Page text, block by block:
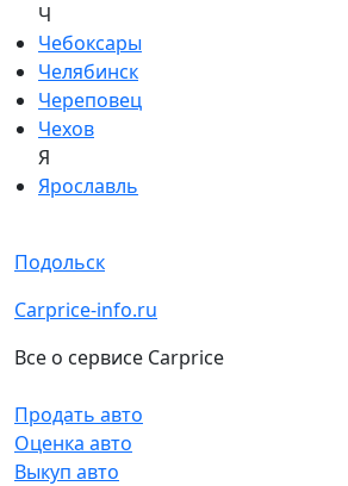
Ч
Чебоксары
Челябинск
Череповец
Чехов
Я
Ярославль
Подольск
Carprice-info.ru
Все о сервисе Carprice
Продать авто
Оценка авто
Выкуп авто